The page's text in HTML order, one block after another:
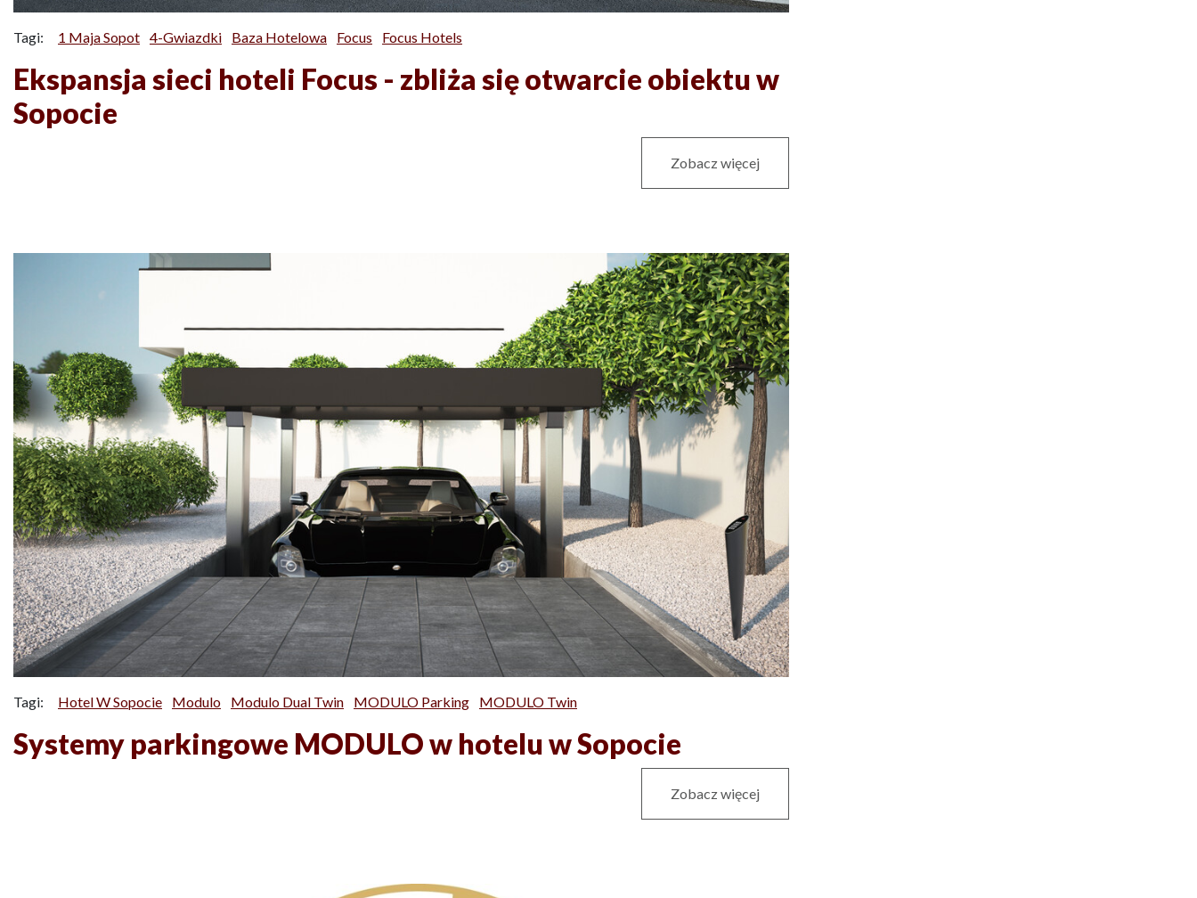
Tagi: 1 Maja Sopot 4-Gwiazdki Baza Hotelowa Focus Focus Hotels
Ekspansja sieci hoteli Focus - zbliża się otwarcie obiektu w
Sopocie
Zobacz więcej
Tagi: Hotel W Sopocie Modulo Modulo Dual Twin MODULO Parking MODULO Twin
Systemy parkingowe MODULO w hotelu w Sopocie
Zobacz więcej